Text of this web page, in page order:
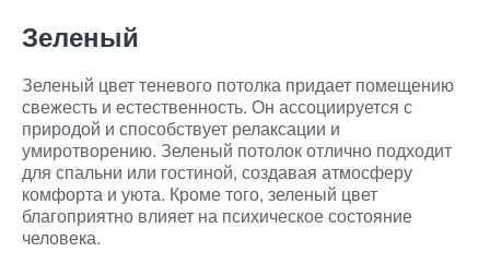
Зеленый
Зеленый цвет теневого потолка придает помещению
свежесть и естественность. Он ассоциируется с
природой и способствует релаксации и
умиротворению. Зеленый потолок отлично подходит
для спальни или гостиной, создавая атмосферу
комфорта и уюта. Кроме того, зеленый цвет
благоприятно влияет на психическое состояние
человека.